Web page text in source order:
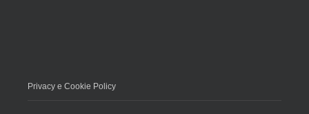
Privacy e Cookie Policy